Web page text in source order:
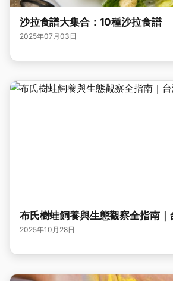
沙拉食譜大集合：10種沙拉食譜
2025年07月03日
布氏樹蛙飼養與生態觀察全指南
2025年10月28日